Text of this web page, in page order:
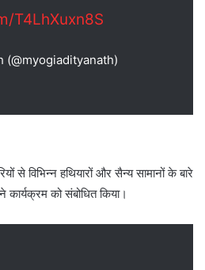
T4LhXuxn8S
से विभिन्न हथियारों और सैन्य सामानों के बारे
को संबोधित किया।